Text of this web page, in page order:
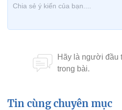
Tin cùng chuyên mục